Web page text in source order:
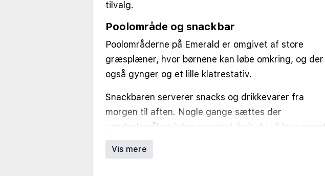
tilvalg.
Poolområde og snackbar
Poolområderne på Emerald er omgivet af store
græsplæner, hvor børnene kan løbe omkring, og der
også gynger og et lille klatrestativ.
Snackbaren serverer snacks og drikkevarer fra
morgen til aften. Nogle gange sættes der
vandpolomål op i den ene pool, hvis du vil lave noget
andet end bare at ligge i solsengen.
Vis mere